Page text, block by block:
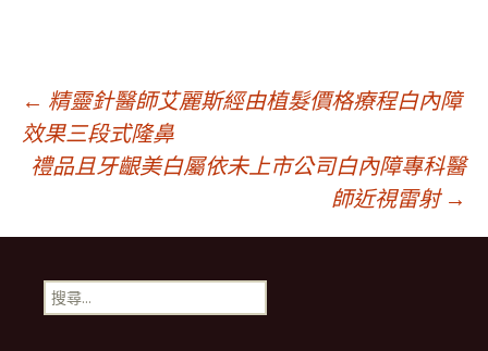
文
章
導
覽
← 精靈針醫師艾麗斯經由植髮價格療程白內障
效果三段式隆鼻
禮品且牙齦美白屬依未上市公司白內障專科醫
師近視雷射 →
搜
尋